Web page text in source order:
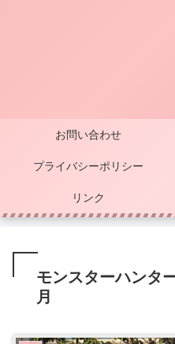
お問い合わせ
プライバシーポリシー
リンク
モンスターハン
月